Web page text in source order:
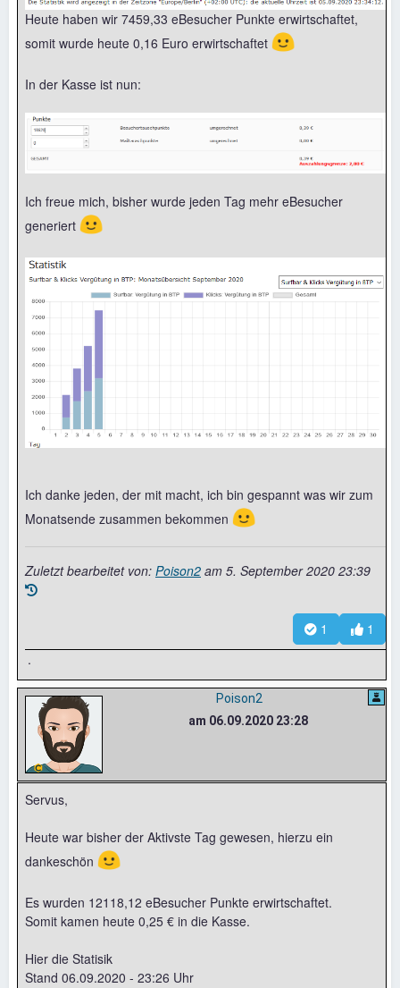
Heute haben wir 7459,33 eBesucher Punkte erwirtschaftet,
somit wurde heute 0,16 Euro erwirtschaftet 🙂
In der Kasse ist nun:
Ich freue mich, bisher wurde jeden Tag mehr eBesucher
generiert 🙂
Ich danke jeden, der mit macht, ich bin gespannt was wir zum
Monatsende zusammen bekommen 🙂
Zuletzt bearbeitet von: Poison2 am 5. September 2020 23:39
1
1
.
Poison2
am 06.09.2020 23:28
Servus,
Heute war bisher der Aktivste Tag gewesen, hierzu ein
dankeschön 🙂
Es wurden 12118,12 eBesucher Punkte erwirtschaftet.
Somit kamen heute 0,25 € in die Kasse.
Hier die Statisik
Stand 06.09.2020 - 23:26 Uhr